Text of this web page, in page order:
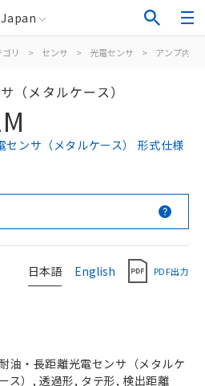
Japan
リ > センサ > 光電センサ > アンプ内蔵
（メタルケース）
センサ（メタルケース） 形式仕様
日本語 English PDF出力
油・長距離光電センサ（メタルケ
ース）, 透過形, タテ形, 検出距離